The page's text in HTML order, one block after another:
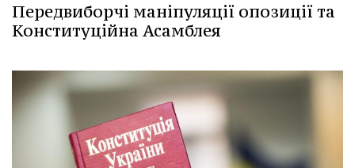
Передвиборчі маніпуляції опозиції та
Конституційна Асамблея